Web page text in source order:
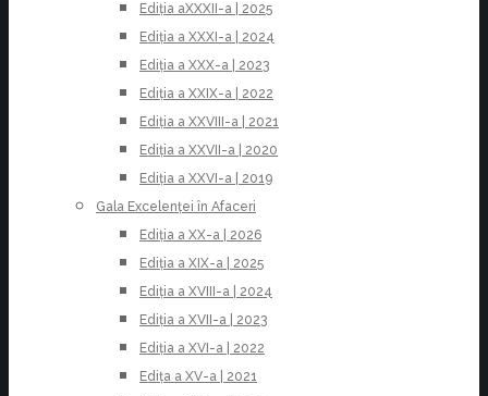
Ediția aXXXII-a | 2025
Ediția a XXXI-a | 2024
Ediția a XXX-a | 2023
Ediția a XXIX-a | 2022
Ediția a XXVIII-a | 2021
Ediția a XXVII-a | 2020
Ediția a XXVI-a | 2019
Gala Excelenței în Afaceri
Ediția a XX-a | 2026
Ediția a XIX-a | 2025
Ediția a XVIII-a | 2024
Ediția a XVII-a | 2023
Ediția a XVI-a | 2022
Edița a XV-a | 2021